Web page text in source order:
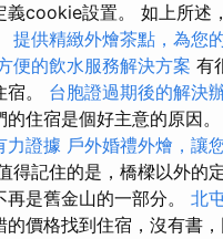
義cookie設置。 如上所述
提供精緻外燴茶點，為您
便的飲水服務解決方案 有
。 台胞證過期後的解決
住宿是個好主意的原因。
力證據 戶外婚禮外燴，讓
得記住的是，橋樑以外的
是舊金山的一部分。 北
的價格找到住宿，沒有書